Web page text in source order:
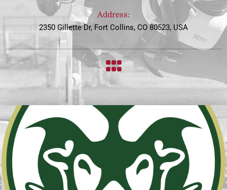
Address:
2350 Gillette Dr, Fort Collins, CO 80523, USA